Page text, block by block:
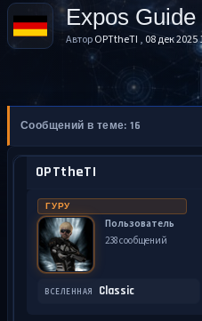
Expos
АвторOPTtheTI , 08 дек 2025
Сообщений в теме: 16
OPTtheTI
ГУРУ
Пользователь
238 сообщений
ВСЕЛЕННАЯ Classic